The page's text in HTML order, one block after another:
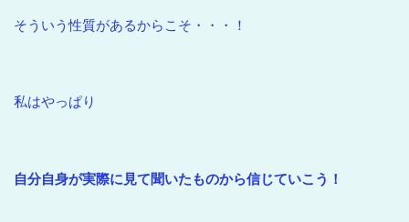
そういう性質があるからこそ・・・！
私はやっぱり
自分自身が実際に見て聞いたものから信じていこう！